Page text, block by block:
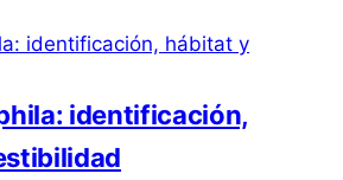
identificación,